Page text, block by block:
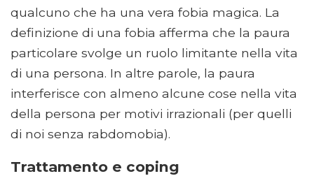
qualcuno che ha una vera fobia magica. La
definizione di una fobia afferma che la paura
particolare svolge un ruolo limitante nella vita
di una persona. In altre parole, la paura
interferisce con almeno alcune cose nella vita
della persona per motivi irrazionali (per quelli
di noi senza rabdomobia).
Trattamento e coping